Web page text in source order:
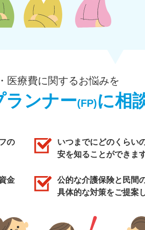
医療費に関するお悩みを
ランナー(FP)に相
の
いつまでにどのくらい
安を知ることができます
金
公的な介護保険と民間
具体的な対策をご提案